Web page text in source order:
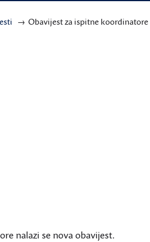
Obavijest za ispitne koordinatore
nalazi se nova obavijest.